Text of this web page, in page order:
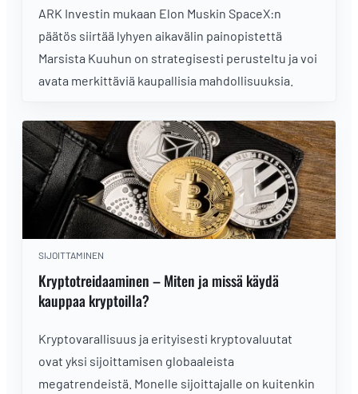
ARK Investin mukaan Elon Muskin SpaceX:n
päätös siirtää lyhyen aikavälin painopistettä
Marsista Kuuhun on strategisesti perusteltu ja voi
avata merkittäviä kaupallisia mahdollisuuksia.
SIJOITTAMINEN
Kryptotreidaaminen – Miten ja missä käydä
kauppaa kryptoilla?
Kryptovarallisuus ja erityisesti kryptovaluutat
ovat yksi sijoittamisen globaaleista
megatrendeistä. Monelle sijoittajalle on kuitenkin